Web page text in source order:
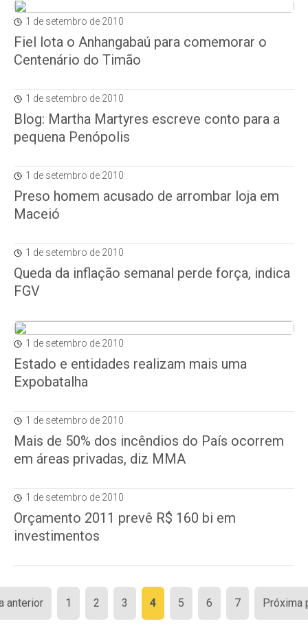
1 de setembro de 2010
Fiel lota o Anhangabaú para comemorar o
Centenário do Timão
1 de setembro de 2010
Blog: Martha Martyres escreve conto para a
pequena Penópolis
1 de setembro de 2010
Preso homem acusado de arrombar loja em
Maceió
1 de setembro de 2010
Queda da inflação semanal perde força, indica
FGV
1 de setembro de 2010
Estado e entidades realizam mais uma
Expobatalha
1 de setembro de 2010
Mais de 50% dos incêndios do País ocorrem
em áreas privadas, diz MMA
1 de setembro de 2010
Orçamento 2011 prevê R$ 160 bi em
investimentos
Paginação
de
anterior 1 2 3 4 5 6 7 Próxima